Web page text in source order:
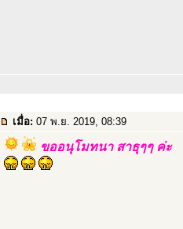
เมื่อ: 07 พ.ย. 2019, 08:39
ขออนุโมทนา สาธุๆๆ ค่ะ